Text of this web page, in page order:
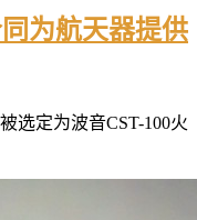
为航天器提供
选定为波音CST-100火